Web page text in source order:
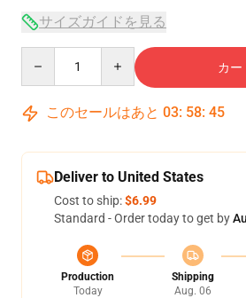
サイズガイドを見る
カー
このセールはあと 03: 58: 44
Deliver to United States
Cost to ship:$6.99
Standard - Order today to get by
Production
Today
Shipping
Aug. 06